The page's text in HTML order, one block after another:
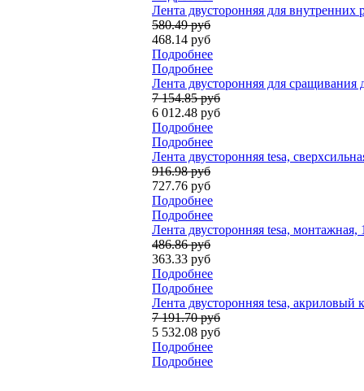
Лента двусторонняя для
580.49 руб
468.14 руб
Подробнее
Подробнее
Лента двусторонняя для
7 154.85 руб
6 012.48 руб
Подробнее
Подробнее
Лента двусторонняя tesa,
916.98 руб
727.76 руб
Подробнее
Подробнее
Лента двусторонняя tesa,
486.86 руб
363.33 руб
Подробнее
Подробнее
Лента двусторонняя tesa,
7 191.70 руб
5 532.08 руб
Подробнее
Подробнее